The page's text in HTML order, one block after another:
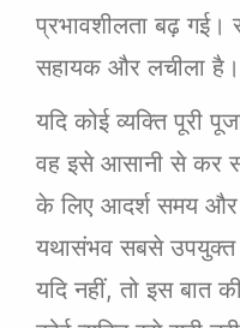
प्रभावशीलता बढ़
सहायक और लचीला है।
यदि कोई व्यक्ति पूरी
वह इसे आसानी से कर
के लिए आदर्श समय और
यथासंभव सबसे उपयुक्त
यदि नहीं, तो इस बात